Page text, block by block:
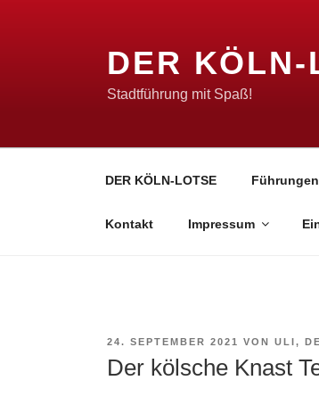
DER KÖLN-
Stadtführung mit Spaß!
DER KÖLN-LOTSE
Kontakt Impressum
VERÖFFENTLICHT
24. SEPTEMBER 2021 VON ULI,
Der kölsche Knast